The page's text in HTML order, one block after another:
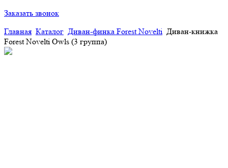
Заказать звонок
Главная Каталог Диван-финка Forest Novelti Диван-книжка
Forest Novelti Owls (3 группа)